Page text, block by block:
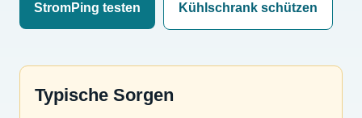
StromPing testen Kühlschrank schützen
Typische Sorgen